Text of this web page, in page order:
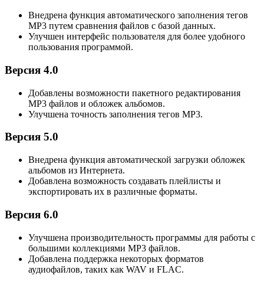
Внедрена функция автоматического заполнения тегов
MP3 путем сравнения файлов с базой данных.
Улучшен интерфейс пользователя для более удобного
пользования программой.
Версия 4.0
Добавлены возможности пакетного редактирования
MP3 файлов и обложек альбомов.
Улучшена точность заполнения тегов MP3.
Версия 5.0
Внедрена функция автоматической загрузки обложек
альбомов из Интернета.
Добавлена возможность создавать плейлисты и
экспортировать их в различные форматы.
Версия 6.0
Улучшена производительность программы для работы с
большими коллекциями MP3 файлов.
Добавлена поддержка некоторых форматов
аудиофайлов, таких как WAV и FLAC.